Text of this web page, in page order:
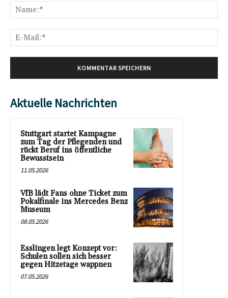
Aktuelle Nachrichten
Stuttgart startet Kampagne
zum Tag der Pflegenden und
rückt Beruf ins öffentliche
Bewusstsein
11.05.2026
VfB lädt Fans ohne Ticket zum
Pokalfinale ins Mercedes Benz
Museum
08.05.2026
Esslingen legt Konzept vor:
Schulen sollen sich besser
gegen Hitzetage wappnen
07.05.2026